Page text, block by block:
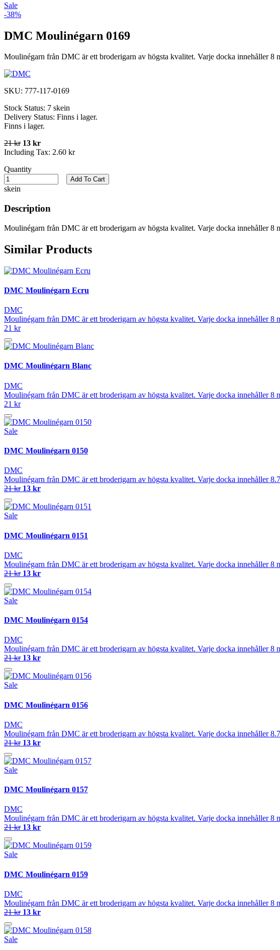
Sale
-38%
DMC Moulinégarn 0169
Moulinégarn från DMC är ett broderigarn av högsta kvalitet. Varje docka innehåller 8
SKU: 777-117-0169
Stock Status: 7 skein
Delivery Status: Finns i lager.
Finns i lager.
21 kr 13 kr
Including Tax: 2.60 kr
Quantity
skein
Add To Cart
Description
Moulinégarn från DMC är ett broderigarn av högsta kvalitet. Varje docka innehåller 8
Similar Products
DMC Moulinégarn Ecru
DMC
Moulinégarn från DMC är ett broderigarn av högsta kvalitet. Varje docka innehåller 8
21 kr
DMC Moulinégarn Blanc
DMC
Moulinégarn från DMC är ett broderigarn av högsta kvalitet. Varje docka innehåller 8
21 kr
Sale
DMC Moulinégarn 0150
DMC
Moulinégarn från DMC är ett broderigarn av högsta kvalitet. Varje docka innehåller
21 kr 13 kr
Sale
DMC Moulinégarn 0151
DMC
Moulinégarn från DMC är ett broderigarn av högsta kvalitet. Varje docka innehåller 8
21 kr 13 kr
Sale
DMC Moulinégarn 0154
DMC
Moulinégarn från DMC är ett broderigarn av högsta kvalitet. Varje docka innehåller 8
21 kr 13 kr
Sale
DMC Moulinégarn 0156
DMC
Moulinégarn från DMC är ett broderigarn av högsta kvalitet. Varje docka innehåller
21 kr 13 kr
Sale
DMC Moulinégarn 0157
DMC
Moulinégarn från DMC är ett broderigarn av högsta kvalitet. Varje docka innehåller 8
21 kr 13 kr
Sale
DMC Moulinégarn 0159
DMC
Moulinégarn från DMC är ett broderigarn av högsta kvalitet. Varje docka innehåller 8
21 kr 13 kr
Sale